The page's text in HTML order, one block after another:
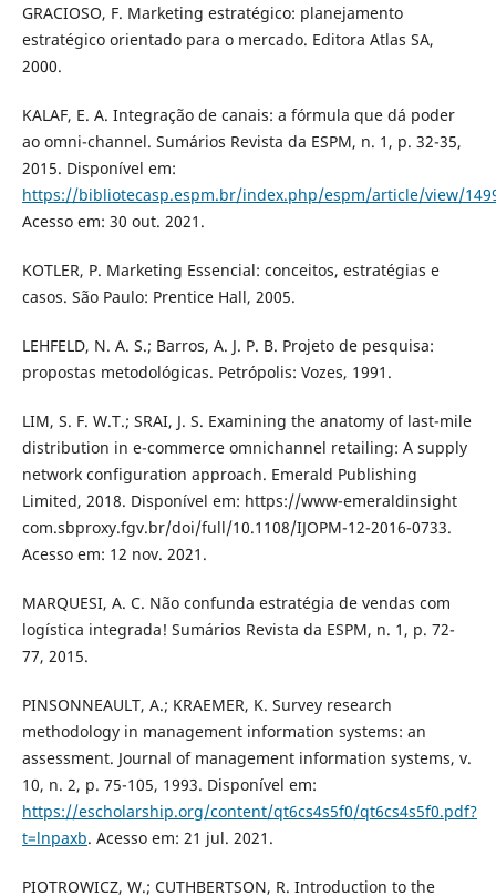
GRACIOSO, F. Marketing estratégico: planejamento
estratégico orientado para o mercado. Editora Atlas SA,
2000.
KALAF, E. A. Integração de canais: a fórmula que dá poder
ao omni-channel. Sumários Revista da ESPM, n. 1, p. 32-35,
2015. Disponível em:
https://bibliotecasp.espm.br/index.php/espm/article/view/
Acesso em: 30 out. 2021.
KOTLER, P. Marketing Essencial: conceitos, estratégias e
casos. São Paulo: Prentice Hall, 2005.
LEHFELD, N. A. S.; Barros, A. J. P. B. Projeto de pesquisa:
propostas metodológicas. Petrópolis: Vozes, 1991.
LIM, S. F. W.T.; SRAI, J. S. Examining the anatomy of last-mile
distribution in e-commerce omnichannel retailing: A supply
network configuration approach. Emerald Publishing
Limited, 2018. Disponível em: https://www-emeraldinsight
com.sbproxy.fgv.br/doi/full/10.1108/IJOPM-12-2016-0733.
Acesso em: 12 nov. 2021.
MARQUESI, A. C. Não confunda estratégia de vendas com
logística integrada! Sumários Revista da ESPM, n. 1, p. 72-
77, 2015.
PINSONNEAULT, A.; KRAEMER, K. Survey research
methodology in management information systems: an
assessment. Journal of management information systems, v.
10, n. 2, p. 75-105, 1993. Disponível em:
https://escholarship.org/content/qt6cs4s5f0/qt6cs4s5f0.pdf?
t=lnpaxb. Acesso em: 21 jul. 2021.
PIOTROWICZ, W.; CUTHBERTSON, R. Introduction to the